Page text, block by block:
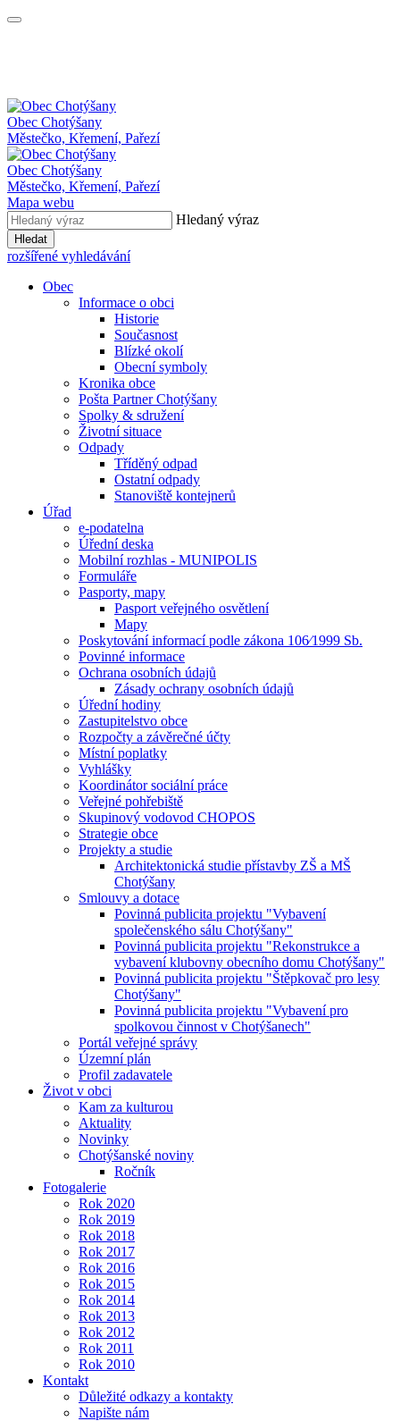
Obec Chotýšany
Městečko, Křemení, Pařezí
Obec Chotýšany
Městečko, Křemení, Pařezí
Mapa webu
Hledaný výraz
Hledat
rozšířené vyhledávání
Obec
Informace o obci
Historie
Současnost
Blízké okolí
Obecní symboly
Kronika obce
Pošta Partner Chotýšany
Spolky & sdružení
Životní situace
Odpady
Tříděný odpad
Ostatní odpady
Stanoviště kontejnerů
Úřad
e-podatelna
Úřední deska
Mobilní rozhlas - MUNIPOLIS
Formuláře
Pasporty, mapy
Pasport veřejného osvětlení
Mapy
Poskytování informací podle zákona 106⁄1999 Sb.
Povinné informace
Ochrana osobních údajů
Zásady ochrany osobních údajů
Úřední hodiny
Zastupitelstvo obce
Rozpočty a závěrečné účty
Místní poplatky
Vyhlášky
Koordinátor sociální práce
Veřejné pohřebiště
Skupinový vodovod CHOPOS
Strategie obce
Projekty a studie
Architektonická studie přístavby ZŠ a MŠ
Chotýšany
Smlouvy a dotace
Povinná publicita projektu "Vybavení
společenského sálu Chotýšany"
Povinná publicita projektu "Rekonstrukce a
vybavení klubovny obecního domu Chotýšany"
Povinná publicita projektu "Štěpkovač pro lesy
Chotýšany"
Povinná publicita projektu "Vybavení pro
spolkovou činnost v Chotýšanech"
Portál veřejné správy
Územní plán
Profil zadavatele
Život v obci
Kam za kulturou
Aktuality
Novinky
Chotýšanské noviny
Ročník
Fotogalerie
Rok 2020
Rok 2019
Rok 2018
Rok 2017
Rok 2016
Rok 2015
Rok 2014
Rok 2013
Rok 2012
Rok 2011
Rok 2010
Kontakt
Důležité odkazy a kontakty
Napište nám